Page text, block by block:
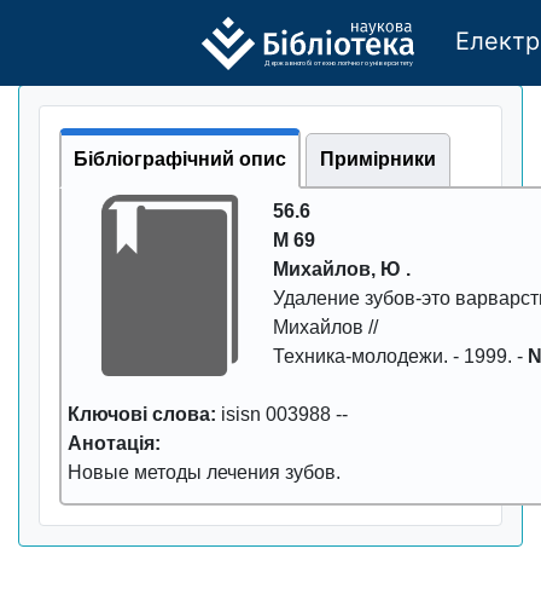
Державного бі отехно логічно го універси тету
Бібліографічний опис Примірники
56.6
М 69
Михайлов, Ю .
Удаление зубов-это
Михайлов //
Техника-молодежи. - 1999. -
Ключові слова: isisn 003988 --
Анотація:
Новые методы лечения зубов.